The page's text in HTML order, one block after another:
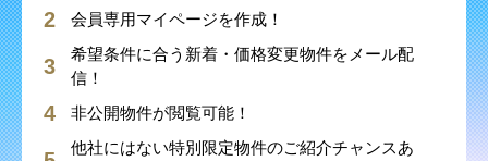
会員専用マイページを作成！
希望条件に合う新着・価格変更物件をメール配
信！
非公開物件が閲覧可能！
他社にはない特別限定物件のご紹介チャンスあ